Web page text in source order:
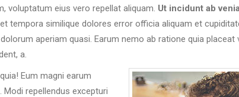
voluptatum eius vero repellat aliquam. Ut incidunt ab
tempora similique dolores error officia aliquam et
aperiam quasi. Earum nemo ab ratione quia placeat
a.
Eum magni earum
repellendus excepturi